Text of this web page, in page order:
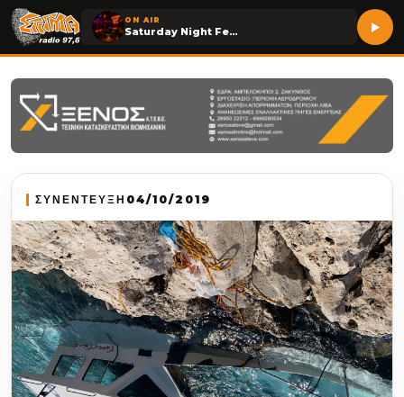
ON AIR
Saturday Night Fever
ΣΥΝΕΝΤΕΥΞΗ 04/10/2019